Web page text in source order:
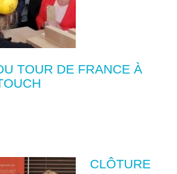
TOUR DE FRANCE À
CLÔTURE